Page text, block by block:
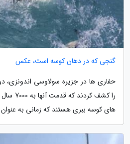
گنجی که در دهان کوسه است، عکس
حفاری ها در جزیره سولاوسی اندونزی،
را کشف
های کوسه ببری هستند که زمانی به